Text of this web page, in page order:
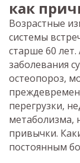
как
Возрастные
системы
старше 60
заболевания
остеопороз,
перегрузки,
метаболизма,
привычки.
постоянным